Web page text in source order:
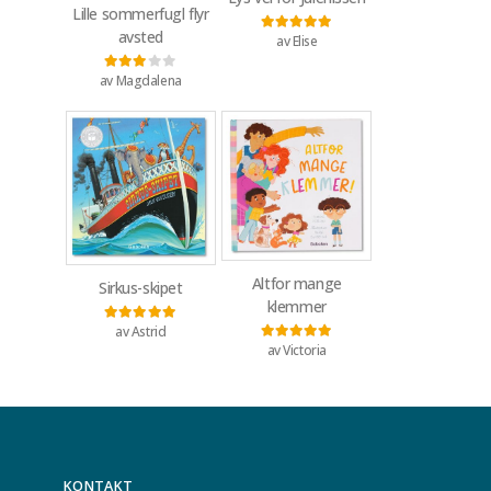
Lille sommerfugl flyr
avsted
Vurdert3av 5
av Magdalena
Vurdert5
av Elise
Sirkus-skipet
Vurdert5
av Astrid
Altfor mange
klemmer
Vurdert5av 5
av Victoria
KONTAKT